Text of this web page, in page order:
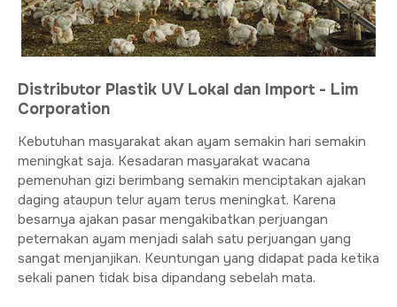
Distributor Plastik UV Lokal dan Import - Lim
Corporation
Kebutuhan masyarakat akan ayam semakin hari semakin
meningkat saja. Kesadaran masyarakat wacana
pemenuhan gizi berimbang semakin menciptakan ajakan
daging ataupun telur ayam terus meningkat. Karena
besarnya ajakan pasar mengakibatkan perjuangan
peternakan ayam menjadi salah satu perjuangan yang
sangat menjanjikan. Keuntungan yang didapat pada ketika
sekali panen tidak bisa dipandang sebelah mata.